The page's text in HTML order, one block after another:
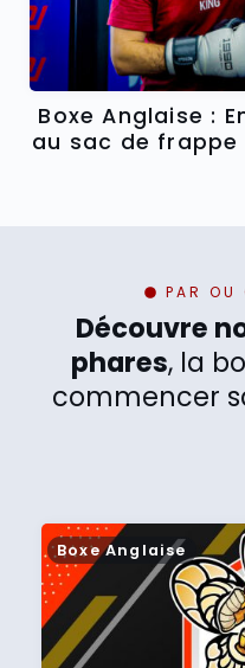
Boxe Anglaise :
au sac de frappe
PAR OU
Découvre
phares, la
commencer
Boxe Anglaise